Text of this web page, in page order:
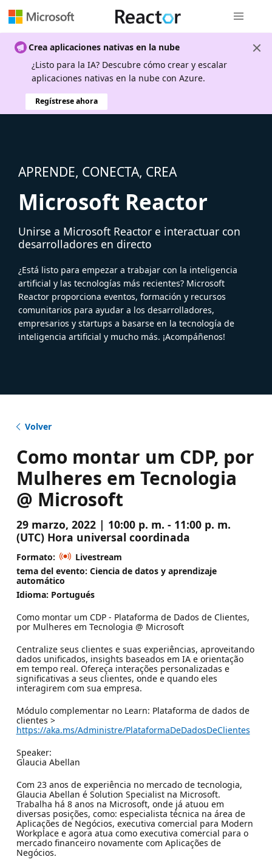
Crea aplicaciones nativas en la nube
¿Listo para la IA? Descubre cómo crear y escalar
aplicaciones nativas en la nube con Azure.
Regístrese ahora
APRENDE, CONECTA, CREA
Microsoft Reactor
Unirse a Microsoft Reactor e interactuar con
desarrolladores en directo
¿Está listo para empezar a trabajar con la inteligencia
artificial y las tecnologías más recientes? Microsoft
Reactor proporciona eventos, formación y recursos
comunitarios para ayudar a los desarrolladores,
empresarios y startups a basarse en la tecnología de
inteligencia artificial y mucho más. ¡Acompáñenos!
Volver
Como montar um CDP, por
Mulheres em Tecnologia
@ Microsoft
29 marzo, 2022 | 10:00 p. m. - 11:00 p. m.
(UTC) Hora universal coordinada
Formato:
Livestream
tema del evento: Ciencia de datos y aprendizaje
automático
Idioma: Portugués
Como montar um CDP - Plataforma de Dados de Clientes,
por Mulheres em Tecnologia @ Microsoft
Centralize seus clientes e suas experiências, aproveitando
dados unificados, insights baseados em IA e orientação
em tempo real. Ofereça interações personalizadas e
significativas a seus clientes, onde e quando eles
interagirem com sua empresa.
Módulo complementar no Learn: Plataforma de dados de
clientes >
https://aka.ms/Administre/PlataformaDeDadosDeClientes
Speaker:
Glaucia Abellan
Com 23 anos de experiência no mercado de tecnologia,
Glaucia Abellan é Solution Specialist na Microsoft.
Trabalha há 8 anos na Microsoft, onde já atuou em
diversas posições, como: especialista técnica na área de
Aplicações de Negócios, executiva comercial para Modern
Workplace e agora atua como executiva comercial para o
mercado financeiro novamente com Aplicações de
Negócios.